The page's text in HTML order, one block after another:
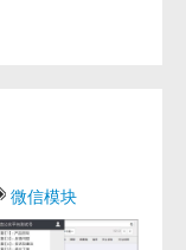
微信模块